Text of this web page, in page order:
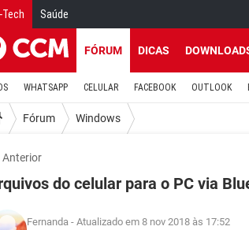
Tech Saúde
FÓRUM DICAS
WHATSAPP CELULAR FACEBOOK OUTLOOK
Fórum Windows
Anterior
do celular para o PC via
Fernanda - Atualizado em 8 nov 2018 às 17:52